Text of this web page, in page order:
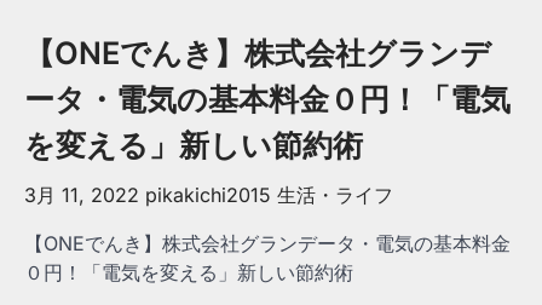
【ONEでんき】株式会社グランデ
ータ・電気の基本料金０円！「電気
を変える」新しい節約術
3月 11, 2022 pikakichi2015 生活・ライフ
【ONEでんき】株式会社グランデータ・電気の基本料金
０円！「電気を変える」新しい節約術